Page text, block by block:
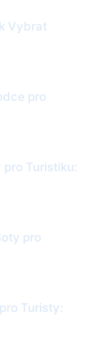
Vybrat
pro
Turistiku:
pro
Turisty: